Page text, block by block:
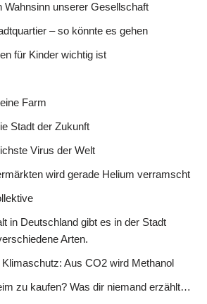
Wahnsinn unserer Gesellschaft
– so könnte es gehen
für Kinder wichtig ist
Farm
Stadt der Zukunft
Virus der Welt
wird gerade Helium verramscht
in Deutschland gibt es in der Stadt
Arten.
Aus CO2 wird Methanol
zu kaufen? Was dir niemand erzählt…